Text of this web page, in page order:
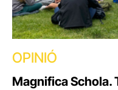
OPINIÓ
Magnifica Schola.